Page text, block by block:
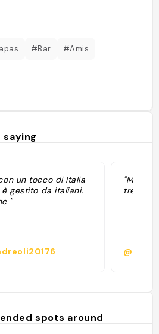
#Bar #Amis
saying
un tocco di Italia
gestito da italiani.
"
"Mix de
très
spots around